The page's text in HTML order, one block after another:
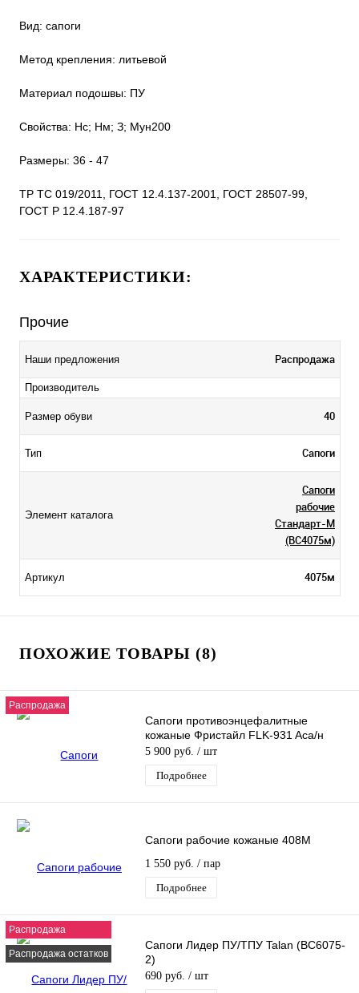
Вид: сапоги
Метод крепления: литьевой
Материал подошвы: ПУ
Свойства: Нс; Нм; З; Мун200
Размеры: 36 - 47
ТР ТС 019/2011, ГОСТ 12.4.137-2001, ГОСТ 28507-99,
ГОСТ Р 12.4.187-97
ХАРАКТЕРИСТИКИ:
Прочие
Наши предложения Распродажа
Производитель
Размер обуви 40
Тип Сапоги
Элемент каталога
Сапоги
рабочие
Стандарт-М
(ВС4075м)
Артикул 4075м
ПОХОЖИЕ ТОВАРЫ (8)
Распродажа
Сапоги противоэнцефалитные
кожаные Фристайл FLK-931 Aca/н
5 900 руб. / шт
Подробнее
Сапоги рабочие кожаные 408М
1 550 руб. / пар
Подробнее
Распродажа
Распродажа остатков
Сапоги Лидер ПУ/ТПУ Talan (ВС6075-
2)
690 руб. / шт